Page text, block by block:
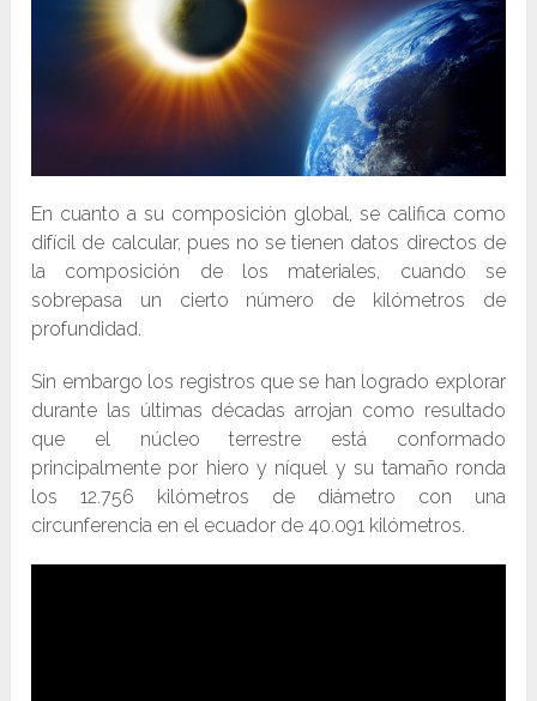
En cuanto a su composición global, se califica como
difícil de calcular, pues no se tienen datos directos de
la composición de los materiales, cuando se
sobrepasa un cierto número de kilómetros de
profundidad.
Sin embargo los registros que se han logrado explorar
durante las últimas décadas arrojan como resultado
que el núcleo terrestre está conformado
principalmente por hiero y níquel y su tamaño ronda
los 12.756 kilómetros de diámetro con una
circunferencia en el ecuador de 40.091 kilómetros.